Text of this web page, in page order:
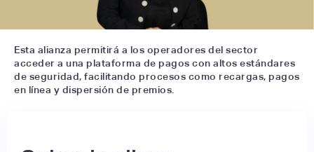
Esta alianza permitirá a los operadores del sector
acceder a una plataforma de pagos con altos estándares
de seguridad, facilitando procesos como recargas, pagos
en línea y dispersión de premios.